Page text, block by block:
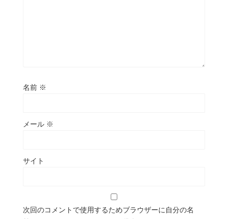
名前 ※
メール ※
サイト
次回のコメントで使用するためブラウザーに自分の名